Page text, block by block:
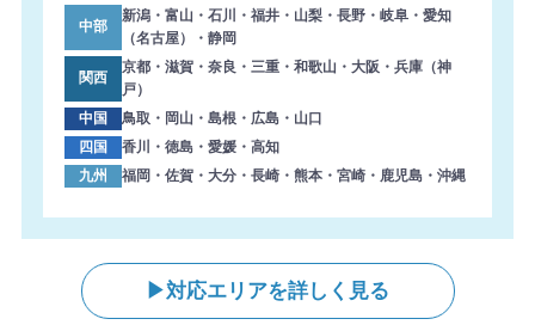
2026年8月6日 14:33
【大阪府】複合機 SHARP 導入のお問い合わせを頂きまし
た。ありがとうございます。
2026年8月6日 13:47
【東京都】複合機 RICOH 導入のお問い合わせを頂きまし
た。ありがとうございます。
2026年8月6日 13:38
【岐阜県】コピー機 KYOCERA 導入のお問い合わせを頂き
ました。ありがとうございます。
2026年8月6日 13:04
中部
新潟・富山・石川・福井・山梨・長野・岐阜・愛知
（名古屋）・静岡
関西
京都・滋賀・奈良・三重・和歌山・大阪・兵庫（神
戸）
中国
鳥取・岡山・島根・広島・山口
四国
香川・徳島・愛媛・高知
九州
福岡・佐賀・大分・長崎・熊本・宮崎・鹿児島・沖縄
対応エリアを詳しく見る